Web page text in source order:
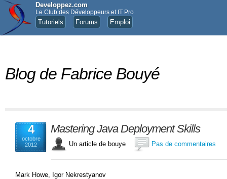
Developpez.com
Le Club des Développeurs et IT Pro
Tutoriels Forums Emploi
Blog de Fabrice Bouyé
4
octobre
2012
Mastering Java Deployment Skills
Un article de bouye Pas de commentaires
Mark Howe, Igor Nekrestyanov